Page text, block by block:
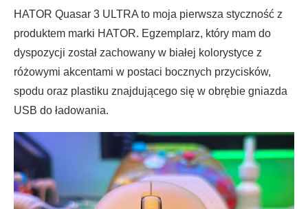
HATOR Quasar 3 ULTRA to moja pierwsza styczność z
produktem marki HATOR. Egzemplarz, który mam do
dyspozycji został zachowany w białej kolorystyce z
różowymi akcentami w postaci bocznych przycisków,
spodu oraz plastiku znajdującego się w obrębie gniazda
USB do ładowania.